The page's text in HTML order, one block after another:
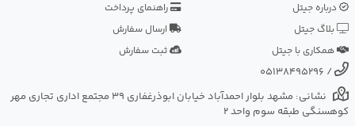
درباره جیتل
بلاگ جیتل
همکاری با جیتل
راهنمای پرداخت
ارسال سفارش
ثبت سفارش
/
05138495296
نشانی: مشهد بلوار احمدآباد خیابان ابوذرغفاری 39 مجتمع اداری تجاری مهر
کوهسنگی طبقه سوم واحد 2